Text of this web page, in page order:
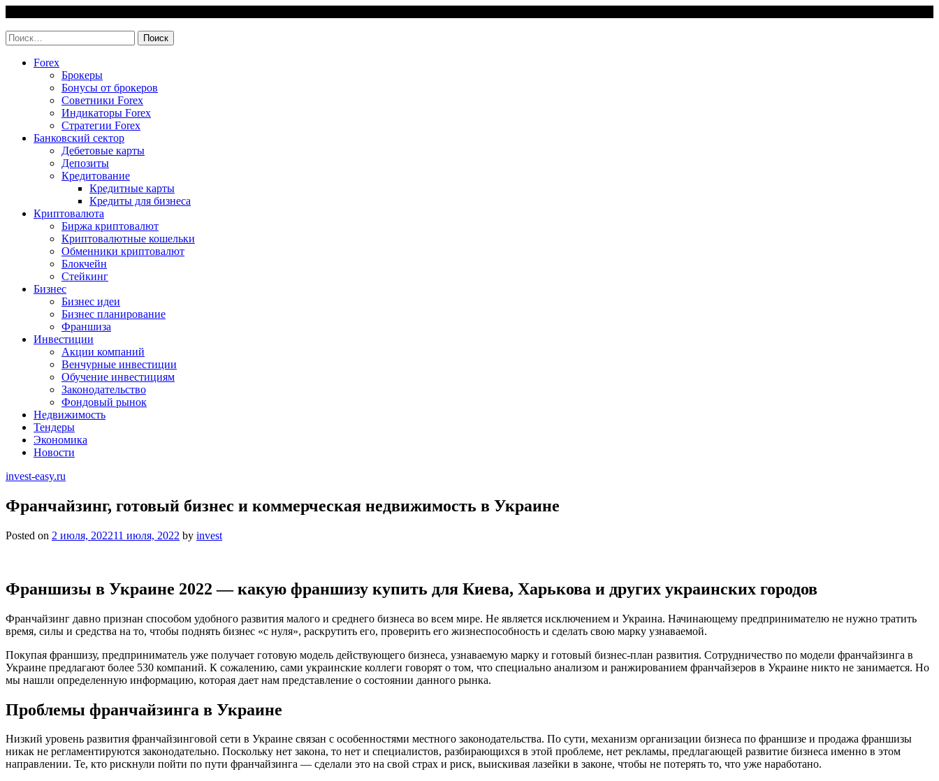
content
Найти:
Forex
Брокеры
Бонусы от брокеров
Советники Forex
Индикаторы Forex
Стратегии Forex
Банковский сектор
Дебетовые карты
Депозиты
Кредитование
Кредитные карты
Кредиты для бизнеса
Криптовалюта
Биржа криптовалют
Криптовалютные кошельки
Обменники криптовалют
Блокчейн
Стейкинг
Бизнес
Бизнес идеи
Бизнес планирование
Франшиза
Инвестиции
Акции компаний
Венчурные инвестиции
Обучение инвестициям
Законодательство
Фондовый рынок
Недвижимость
Тендеры
Экономика
Новости
invest-easy.ru
Франчайзинг, готовый бизнес и коммерческая недвижимость в Украине
Posted on 2 июля, 202211 июля, 2022 by invest
Франшизы в Украине 2022 — какую франшизу купить для Киева, Харькова и других украинских городов
Франчайзинг давно признан способом удобного развития малого и среднего бизнеса во всем мире. Не является исключением и Украина. Начинающему предпринимателю не нужно тратить
время, силы и средства на то, чтобы поднять бизнес «с нуля», раскрутить его, проверить его жизнеспособность и сделать свою марку узнаваемой.
Покупая франшизу, предприниматель уже получает готовую модель действующего бизнеса, узнаваемую марку и готовый бизнес-план развития. Сотрудничество по модели франчайзинга в
Украине предлагают более 530 компаний. К сожалению, сами украинские коллеги говорят о том, что специально анализом и ранжированием франчайзеров в Украине никто не занимается. Но
мы нашли определенную информацию, которая дает нам представление о состоянии данного рынка.
Проблемы франчайзинга в Украине
Низкий уровень развития франчайзинговой сети в Украине связан с особенностями местного законодательства. По сути, механизм организации бизнеса по франшизе и продажа франшизы
никак не регламентируются законодательно. Поскольку нет закона, то нет и специалистов, разбирающихся в этой проблеме, нет рекламы, предлагающей развитие бизнеса именно в этом
направлении. Те, кто рискнули пойти по пути франчайзинга — сделали это на свой страх и риск, выискивая лазейки в законе, чтобы не потерять то, что уже наработано.